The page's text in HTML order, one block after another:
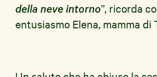
della neve intorno”, ricorda
entusiasmo Elena, mamma di